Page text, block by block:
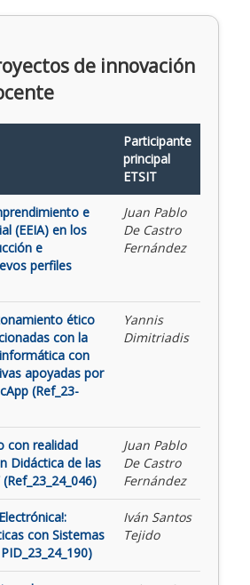
de innovación
Participante
principal
ETSIT
e
(EEIA) en los
e
perfiles
Juan Pablo
De Castro
Fernández
ético
con la
con
apoyadas por
(Ref_23-
Yannis
Dimitriadis
con realidad
Didáctica de las
Juan Pablo
De Castro
Fernández
con Sistemas
Iván Santos
Tejido